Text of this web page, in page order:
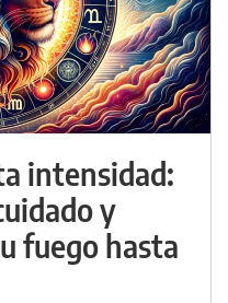
intensidad:
y
fuego hasta